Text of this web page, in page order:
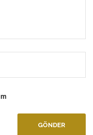
GÖNDER